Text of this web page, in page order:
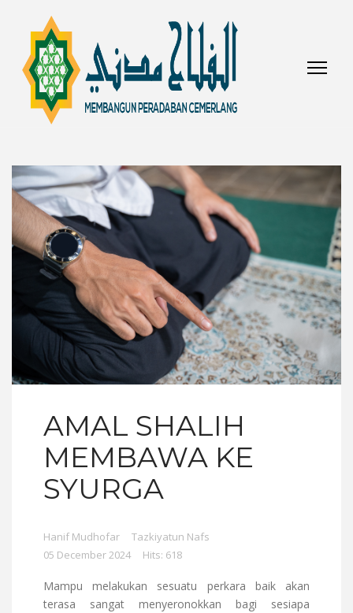
AMAL SHALIH
MEMBAWA KE
SYURGA
Hanif Mudhofar
Tazkiyatun Nafs
05 December 2024
Hits: 618
Mampu melakukan sesuatu perkara baik akan
terasa sangat menyeronokkan bagi sesiapa